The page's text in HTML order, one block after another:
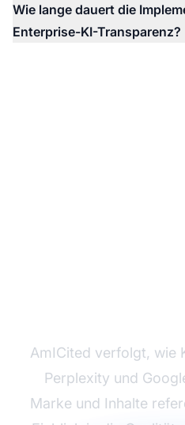
Wie lange dauert die
Enterprise-KI-Transparenz?
AmICited verfolgt, wie
Perplexity und
Marke und Inhalte